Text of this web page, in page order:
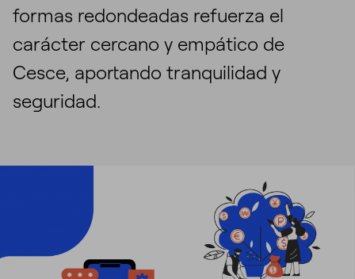
formas redondeadas refuerza el
carácter cercano y empático de
Cesce, aportando tranquilidad y
seguridad.